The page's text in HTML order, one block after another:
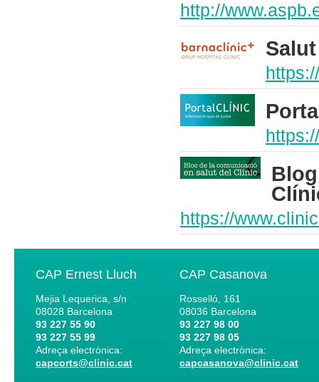
http://
https://
CAP Ernest Lluch
Mejia Lequerica, s/n
08028 Barcelona
93 227 55 90
93 227 55 99
Adreça electrònica:
capcorts@clinic.cat
CAP Casanova
Rosselló, 161
08036 Barcelona
93 227 98 00
93 227 98 05
Adreça electrònica:
capcasanova@clinic.cat